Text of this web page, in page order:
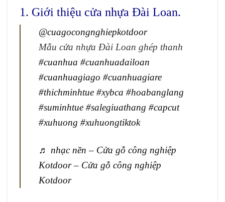
1. Giới thiệu cửa nhựa Đài Loan.
@cuagocongnghiepkotdoor
Mẫu cửa nhựa Đài Loan ghép thanh
#cuanhua #cuanhuadailoan
#cuanhuagiago #cuanhuagiare
#thichminhtue #xybca #hoabanglang
#suminhtue #salegiuathang #capcut
#xuhuong #xuhuongtiktok
♬ nhạc nền – Cửa gỗ công nghiệp
Kotdoor – Cửa gỗ công nghiệp
Kotdoor